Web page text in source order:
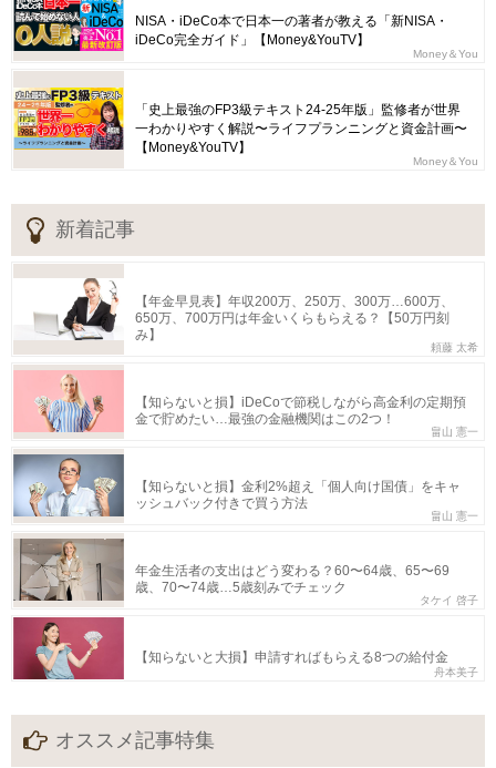
NISA・iDeCo本で日本一の著者が教える「新NISA・
iDeCo完全ガイド」【Money&YouTV】
Money＆You
「史上最強のFP3級テキスト24-25年版」監修者が世界
一わかりやすく解説〜ライフプランニングと資金計画〜
【Money&YouTV】
Money＆You
新着記事
【年金早見表】年収200万、250万、300万…600万、
650万、700万円は年金いくらもらえる？【50万円刻
み】
頼藤 太希
【知らないと損】iDeCoで節税しながら高金利の定期預
金で貯めたい…最強の金融機関はこの2つ！
畠山 憲一
【知らないと損】金利2%超え「個人向け国債」をキャ
ッシュバック付きで買う方法
畠山 憲一
年金生活者の支出はどう変わる？60〜64歳、65〜69
歳、70〜74歳…5歳刻みでチェック
タケイ 啓子
【知らないと大損】申請すればもらえる8つの給付金
舟本美子
オススメ記事特集